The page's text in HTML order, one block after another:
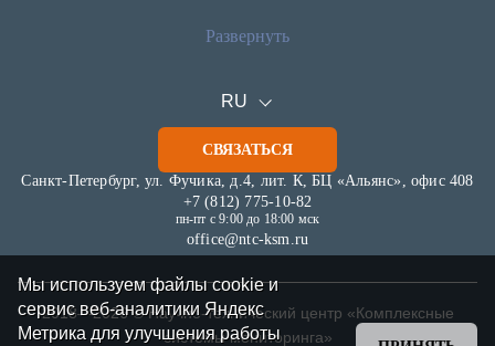
Развернуть
Карьера
Программное обеспечение
KSM.Flow
Отрасли
Автодорожная инфраструктура
Новости
Статьи
Оборудование
Услуги
Нормативные документы
RU
СВЯЗАТЬСЯ
Санкт-Петербург, ул. Фучика, д.4, лит. К, БЦ «Альянс», офис 408
+7 (812) 775-10-82
пн-пт с 9:00 до 18:00 мск
office@ntc-ksm.ru
2018—2026 © Научно-технический центр «Комплексные
системы мониторинга»
Мы используем файлы cookie и
сервис веб-аналитики Яндекс
Метрика для улучшения работы